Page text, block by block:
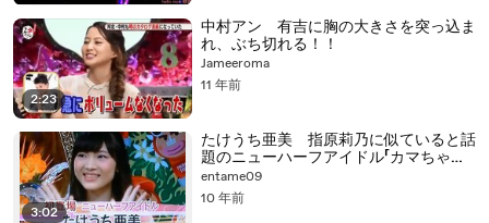
2:23
中村アン 有吉に胸の大きさを突っ込ま
れ、ぶち切れる！！
Jameeroma
11 年前
3:02
たけうち亜美 指原莉乃に似ていると話
題のニューハーフアイドル「カマちゃん
倶楽部」が可愛い☆
entame09
10 年前